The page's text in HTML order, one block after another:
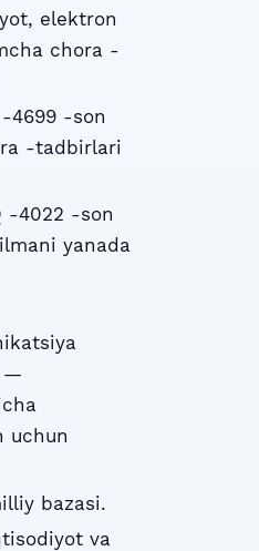
elektron
chora -
4699 -son
-tadbirlari
-4022 -son
yanada
—
uchun
bazasi.
va